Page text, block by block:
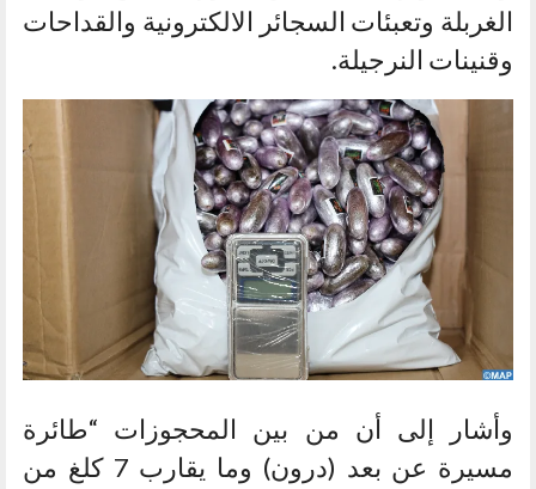
الغربلة وتعبئات السجائر الالكترونية والقداحات
وقنينات النرجيلة.
وأشار إلى أن من بين المحجوزات “طائرة
مسيرة عن بعد (درون) وما يقارب 7 كلغ من